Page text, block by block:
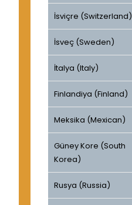
İsviçre (Switzerland)
İsveç (Sweden)
İtalya (Italy)
Finlandiya (Finland)
Meksika (Mexican)
Güney Kore (South
Korea)
Rusya (Russia)